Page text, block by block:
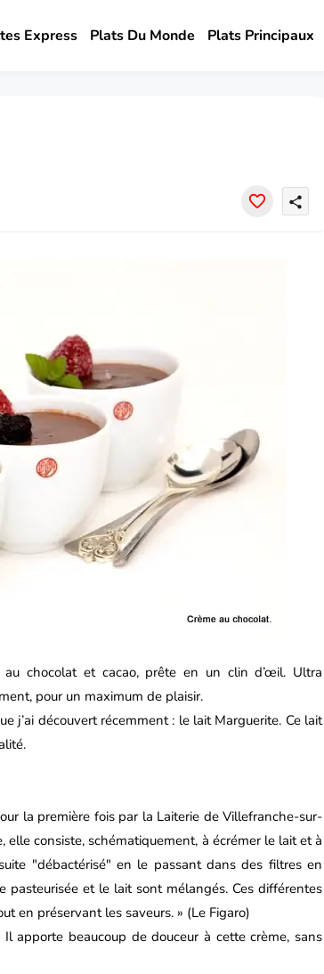
Express Plats Du Monde Plats Principaux
share
auchocolatet cacao, prête en un clin d’œil. Ultra
pour un maximum de plaisir.
j’ai découvert récemment : le lait Marguerite. Ce lait
la première fois par la Laiterie de Villefranche-sur-
consiste, schématiquement, à écrémer le lait et à
"débactérisé" en le passant dans des filtres en
pasteurisée et le lait sont mélangés. Ces différentes
en préservant les saveurs. » (Le Figaro)
apporte beaucoup de douceur à cette crème, sans